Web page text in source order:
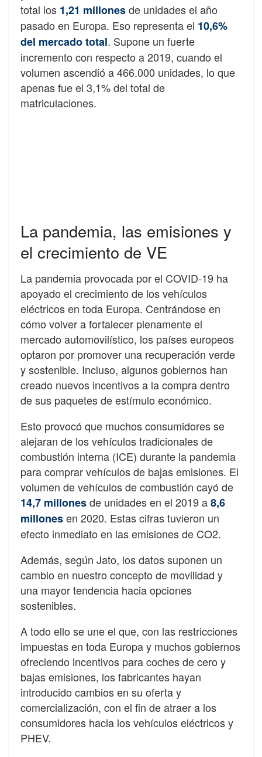
total los 1,21 millonesde unidades el año
pasado en Europa. Eso representa el 10,6%
del mercado total. Supone un fuerte
incremento con respecto a 2019, cuando el
volumen ascendió a 466.000 unidades, lo que
apenas fue el 3,1% del total de
matriculaciones.
La pandemia, las emisiones y
el crecimiento de VE
La pandemia provocada por el COVID-19 ha
apoyado el crecimiento de los vehículos
eléctricos en toda Europa. Centrándose en
cómo volver a fortalecer plenamente el
mercado automovilístico, los países europeos
optaron por promover una recuperación verde
y sostenible. Incluso, algunos gobiernos han
creado nuevos incentivos a la compra dentro
de sus paquetes de estímulo económico.
Esto provocó que muchos consumidores se
alejaran de los vehículos tradicionales de
combustión interna (ICE) durante la pandemia
para comprar vehículos de bajas emisiones. El
volumen de vehículos de combustión cayó de
14,7 millonesde unidades en el 2019 a8,6
millonesen 2020. Estas cifras tuvieron un
efecto inmediato en las emisiones de CO2.
Además, según Jato, los datos suponen un
cambio en nuestro concepto de movilidad y
una mayor tendencia hacia opciones
sostenibles.
A todo ello se une el que, con las restricciones
impuestas en toda Europa y muchos gobiernos
ofreciendo incentivos para coches de cero y
bajas emisiones, los fabricantes hayan
introducido cambios en su oferta y
comercialización, con el fin de atraer a los
consumidores hacia los vehículos eléctricos y
PHEV.